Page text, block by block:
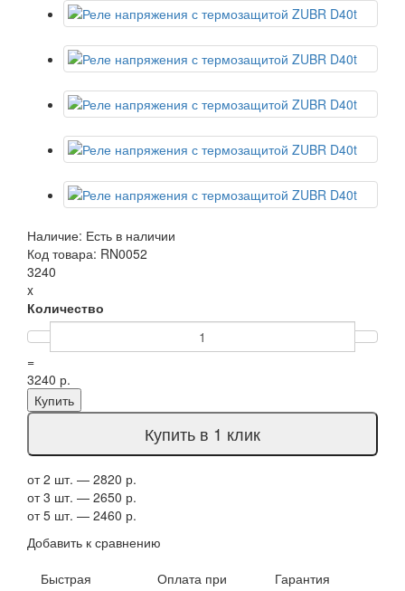
Наличие: Есть в наличии
Код товара: RN0052
3240
x
Количество
=
3240 р.
Купить
Купить в 1 клик
от 2 шт. — 2820 р.
от 3 шт. — 2650 р.
от 5 шт. — 2460 р.
Добавить к сравнению
Быстрая
Оплата при
Гарантия